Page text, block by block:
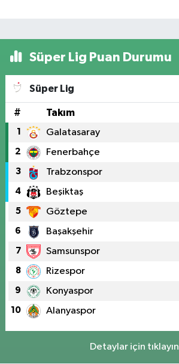
Süper Lig Puan Durumu
Süper Lig
# Takım
1 Galatasaray
2 Fenerbahçe
3 Trabzonspor
4 Beşiktaş
5 Göztepe
6 Başakşehir
7 Samsunspor
8 Rizespor
9 Konyaspor
10 Alanyaspor
Detaylar için tıklayın